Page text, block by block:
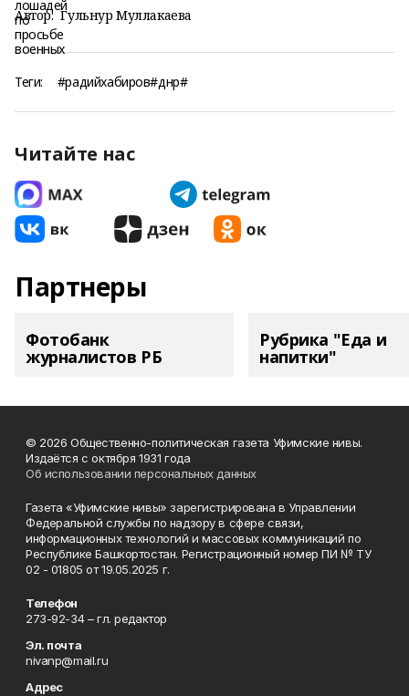
Автор: Гульнур Муллакаева
Теги: #радийхабиров#днр#
Читайте нас
Партнеры
Фотобанк
журналистов РБ
Рубрика "Еда и
напитки"
© 2026 Общественно-политическая газета Уфимские нивы.
Издаётся с октября 1931 года
Об использовании персональных данных
Газета «Уфимские нивы» зарегистрирована в Управлении
Федеральной службы по надзору в сфере связи,
информационных технологий и массовых коммуникаций по
Республике Башкортостан. Регистрационный номер ПИ № ТУ
02 - 01805 от 19.05.2025 г.
Телефон
273-92-34 – гл. редактор
Эл. почта
nivanp@mail.ru
Адрес